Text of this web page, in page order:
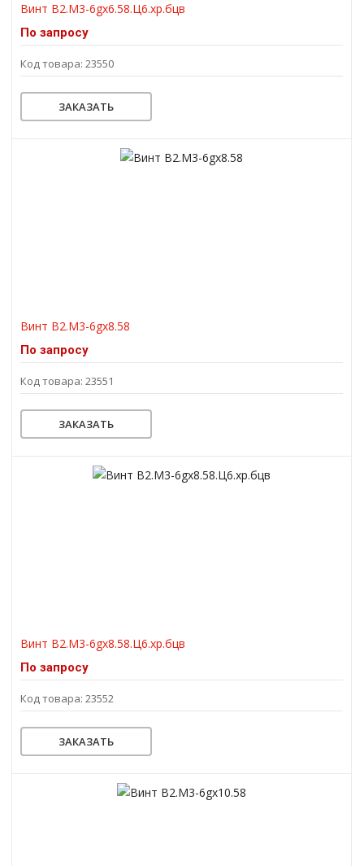
Винт В2.М3-6gх6.58.Ц6.хр.бцв
По запросу
Код товара: 23550
ЗАКАЗАТЬ
Винт В2.М3-6gх8.58
По запросу
Код товара: 23551
ЗАКАЗАТЬ
Винт В2.М3-6gх8.58.Ц6.хр.бцв
По запросу
Код товара: 23552
ЗАКАЗАТЬ